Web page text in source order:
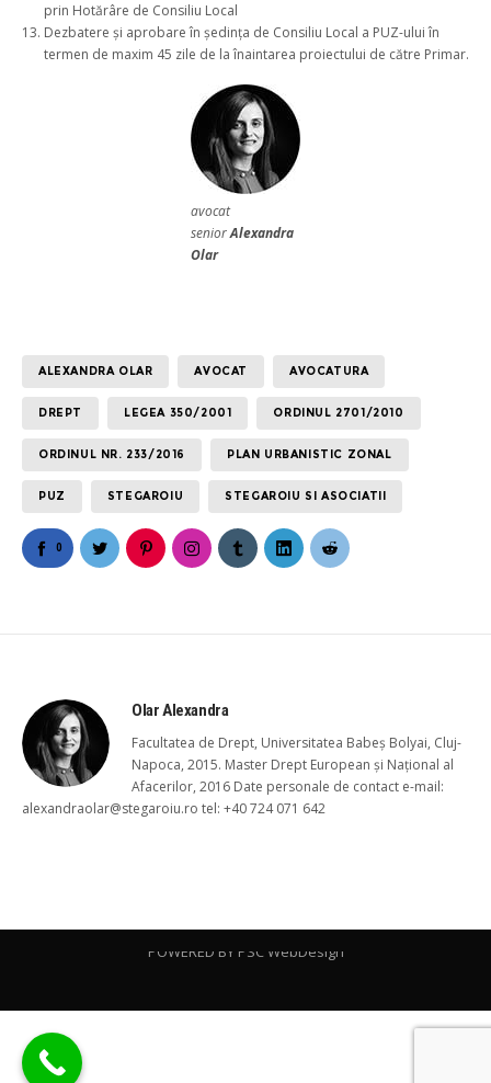
prin Hotărâre de Consiliu Local
Dezbatere și aprobare în ședința de Consiliu Local a PUZ-ului în
termen de maxim 45 zile de la înaintarea proiectului de către Primar.
avocat
seniorAlexandra
Olar
ALEXANDRA OLAR AVOCAT AVOCATURA
DREPT LEGEA 350/2001 ORDINUL 2701/2010
ORDINUL NR. 233/2016 PLAN URBANISTIC ZONAL
PUZ STEGAROIU STEGAROIU SI ASOCIATII
0
Olar Alexandra
Facultatea de Drept, Universitatea Babeş Bolyai, Cluj-
Napoca, 2015. Master Drept European şi Naţional al
Afacerilor, 2016 Date personale de contact e-mail:
alexandraolar@stegaroiu.ro tel: +40 724 071 642
POWERED BY PSC WebDesign